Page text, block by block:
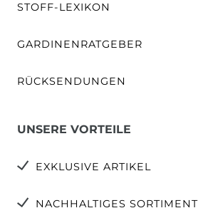
STOFF-LEXIKON
GARDINENRATGEBER
RÜCKSENDUNGEN
UNSERE VORTEILE
EXKLUSIVE ARTIKEL
NACHHALTIGES SORTIMENT